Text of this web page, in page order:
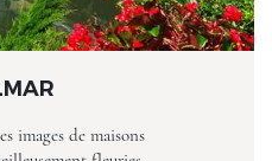
images de maisons